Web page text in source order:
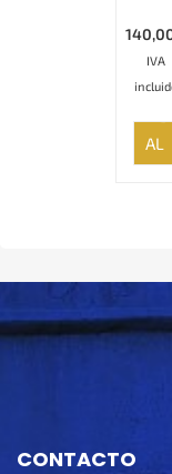
IVA
AL
CONTACTO